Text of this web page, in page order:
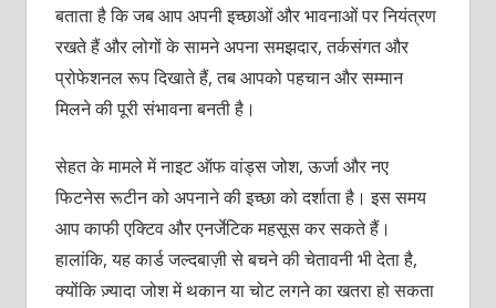
बताता है कि जब आप अपनी इच्छाओं और भावनाओं पर नियंत्रण
रखते हैं और लोगों के सामने अपना समझदार, तर्कसंगत और
प्रोफेशनल रूप दिखाते हैं, तब आपको पहचान और सम्मान
मिलने की पूरी संभावना बनती है।
सेहत के मामले में नाइट ऑफ वांड्स जोश, ऊर्जा और नए
फिटनेस रूटीन को अपनाने की इच्छा को दर्शाता है। इस समय
आप काफी एक्टिव और एनर्जेटिक महसूस कर सकते हैं।
हालांकि, यह कार्ड जल्दबाज़ी से बचने की चेतावनी भी देता है,
क्योंकि ज़्यादा जोश में थकान या चोट लगने का खतरा हो सकता